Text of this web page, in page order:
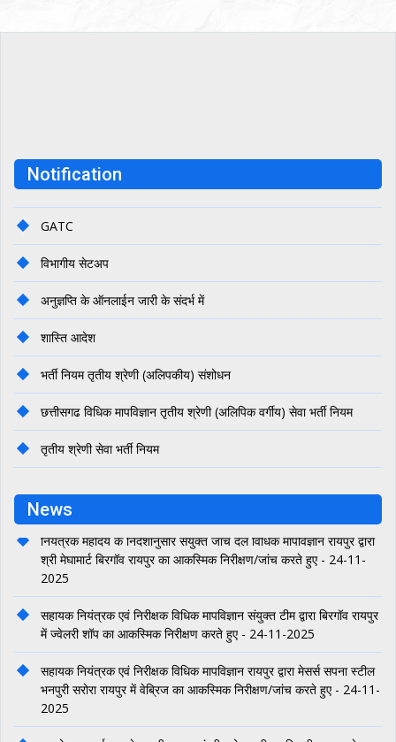
Notification
GATC 1
GATC
विभागीय सेटअप
अनुज्ञप्ति के ऑनलाईन जारी के संदर्भ में
शास्ति आदेश
भर्ती नियम तृतीय श्रेणी (अलिपकीय) संशोधन
छत्तीसगढ विधिक मापविज्ञान तृतीय श्रेणी (अलिपिक वर्गीय) सेवा भर्ती नियम
तृतीय श्रेणी सेवा भर्ती नियम
विधिक मापविज्ञान (राजपत्रित) सेवा भर्ती नियम
विधिक मापविज्ञान अधिनियम 2009 की धारा 53 की उप धारा 4 संशोधन
बॉट-माप एवं तौल उपकरणों के मूल मुदं्राकन की प्रक्रिया ऑनलाईन संबंधी
आदेश।
छत्तीसगढ़ विधिक मापविज्ञान (प्रवर्तन) नियम 2011 में संशोधन संबंधी fee
अनुज्ञप्तियों का नवीनीकरण किये जाने निर्देश जारी
निर्माता, पैकर एवं आयातकों का पंजीयन प्रमाण पत्र ऑनलाईन प्रक्रिया संबंधी
News
उपभोक्ता संरक्षण पर दो दिवसीय क्षेत्रीय कार्यशाला का आयोजन - 21-02-
2026
उपभोक्ता संरक्षण पर दो दिवसीय क्षेत्रीय कार्यशाला - 21-02-2026
नियंत्रक महोदय के निर्देशानुसार संयुक्‍त जांच दल विधिक मापविज्ञान रायपुर द्वारा
श्री मेघामार्ट बिरगॉव रायपुर का आकस्मिक निरीक्षण/जांच करते हुए - 24-11-
2025
सहायक नियंत्रक एवं निरीक्षक विधिक मापविज्ञान संयुक्‍त टीम द्वारा बिरगॉव रायपुर
में ज्‍वेलरी शॉप का आकस्मिक निरीक्षण करते हुए - 24-11-2025
सहायक नियंत्रक एवं निरीक्षक विधिक मापविज्ञान रायपुर द्वारा मेसर्स सपना स्‍टील
भनपुरी सरोरा रायपुर में वेब्रिज का आकस्‍मिक निरीक्षण/जांच करते हुए - 24-11-
2025